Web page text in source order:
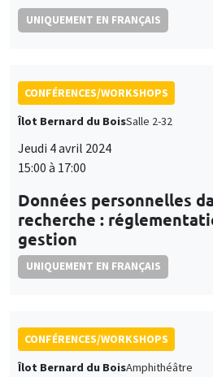
UNIQUEMENT EN FRANÇAIS
CONFÉRENCES/WORKSHOPS
Îlot Bernard du BoisSalle 2-32
Jeudi 4 avril 2024
15:00 à 17:00
Données personnelles
recherche :
gestion
UNIQUEMENT EN FRANÇAIS
CONFÉRENCES/WORKSHOPS
Îlot Bernard du BoisAmphithéâtre